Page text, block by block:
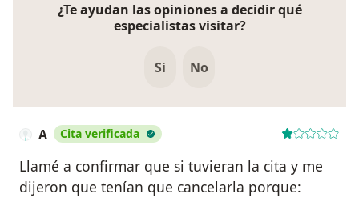
¿Te ayudan las opiniones a decidir qué
especialistas visitar?
Si No
A Cita verificada
Llamé a confirmar que si tuvieran la cita y me
dijeron que tenían que cancelarla porque: